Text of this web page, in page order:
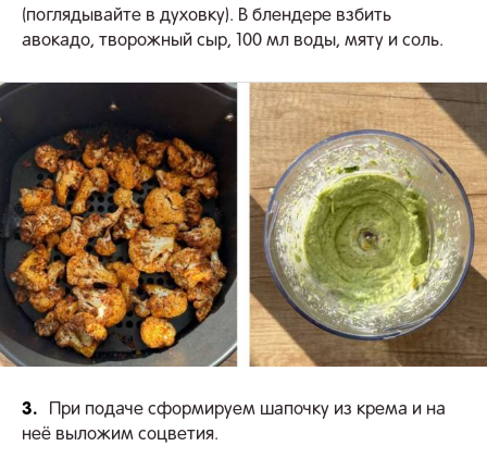
(поглядывайте в духовку). В блендере взбить
авокадо, творожный сыр, 100 мл воды, мяту и соль.
3.
При подаче сформируем шапочку из крема и на
неё выложим соцветия.